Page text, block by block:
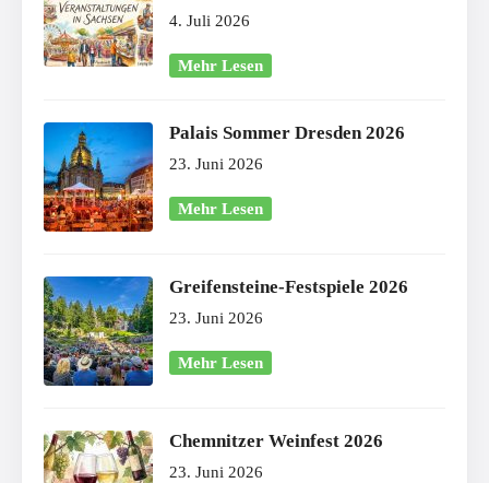
4. Juli 2026
Mehr Lesen
Palais Sommer Dresden 2026
23. Juni 2026
Mehr Lesen
Greifensteine-Festspiele 2026
23. Juni 2026
Mehr Lesen
Chemnitzer Weinfest 2026
23. Juni 2026